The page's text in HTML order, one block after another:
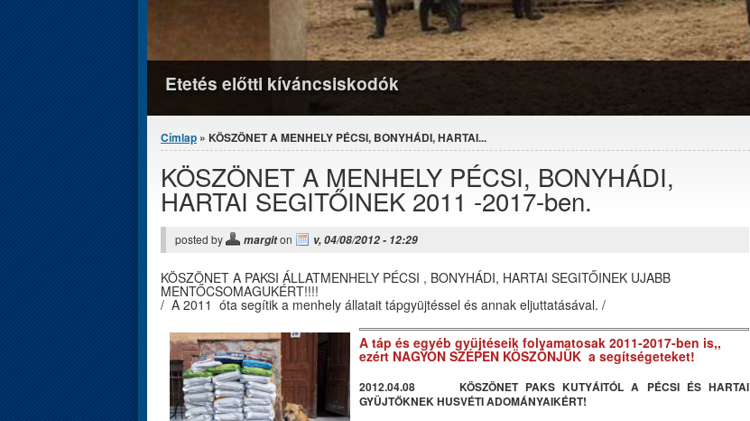
Etetés előtti kíváncsiskodók
Jelenlegi hely
Címlap » KÖSZÖNET A MENHELY PÉCSI, BONYHÁDI, HARTAI...
KÖSZÖNET A MENHELY PÉCSI, BONYHÁDI,
HARTAI SEGITŐINEK 2011 -2017-ben.
posted by margiton v, 04/08/2012 - 12:29
KÖSZÖNET A PAKSI ÁLLATMENHELY PÉCSI , BONYHÁDI, HARTAI SEGITŐINEK UJABB
MENTŐCSOMAGUKÉRT!!!!
/ A 2011 óta segítik a menhely állatait tápgyüjtéssel és annak eljuttatásával. /
A táp és egyéb gyüjtéseik folyamatosak 2011-2017-ben is,,
ezért NAGYON SZÉPEN KÖSZÖNJÜK a segítségeteket!
2012.04.08 KÖSZÖNET PAKS KUTYÁITÓL A PÉCSI ÉS HARTAI
GYÜJTŐKNEK HUSVÉTI ADOMÁNYAIKÉRT!